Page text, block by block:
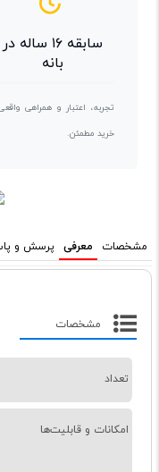
سابقه ۱۶ ساله در
بانه
تجربه، اعتبار و همراهی
خرید مطمئن.
مشخصات معرفی پرسش و
مشخصات
تعداد
امکانات و قابلیت‌ها